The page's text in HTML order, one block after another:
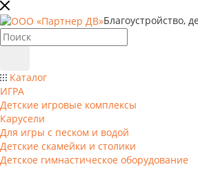
Благоустройство,
Каталог
ИГРА
Детские игровые комплексы
Карусели
Для игры с песком и водой
Детские скамейки и столики
Детское гимнастическое оборудование